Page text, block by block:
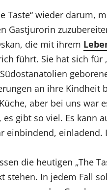
Taste“ wieder
Gastjurorin
die mit ihrem
führt. Sie hat sich für
an ihre Kindheit
aber bei uns war
gibt so viel. Es kann
einbindend, einladend.
die heutigen „The
stehen. In jedem Fall